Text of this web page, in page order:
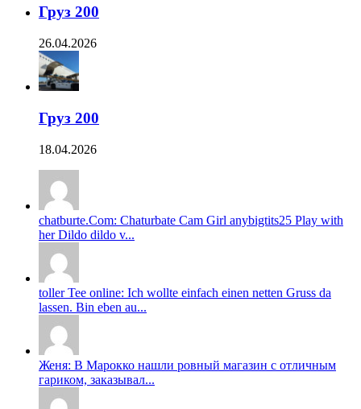
Груз 200
26.04.2026
Груз 200
18.04.2026
chatburte.Com: Chaturbate Cam Girl anybigtits25 Play with
her Dildo dildo v...
toller Tee online: Ich wollte einfach einen netten Gruss da
lassen. Bin eben au...
Женя: В Марокко нашли ровный магазин с отличным
гариком, заказывал...